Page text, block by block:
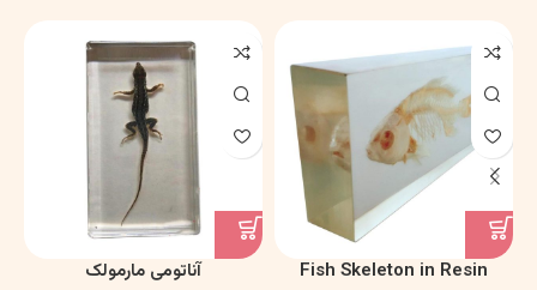
Fish Skeleton in Resin
آناتومی مارمولک